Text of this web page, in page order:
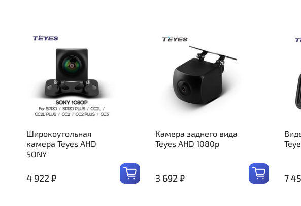
Широкоугольная
камера Teyes AHD
SONY
4 922 ₽
Камера заднего вида
Teyes AHD 1080p
3 692 ₽ 7